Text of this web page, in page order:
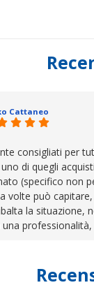
Cattaneo
consigliati per
di quegli
(specifico non
volte può
la situazione,
professionalità,
qui è proprio quello
che